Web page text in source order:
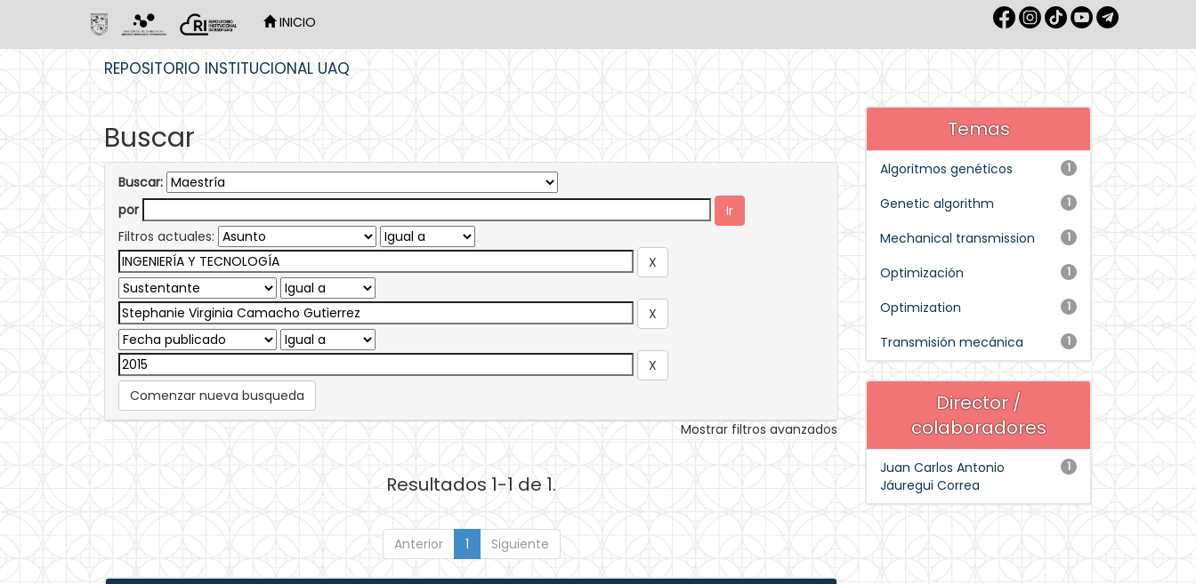
INICIO
REPOSITORIO INSTITUCIONAL UAQ
Buscar
Buscar:
por
Filtros actuales:
Comenzar nueva busqueda
Mostrar filtros avanzados
Resultados 1-1 de 1.
Anterior 1 Siguiente
Temas
1
Algoritmos genéticos
1
Genetic algorithm
1
Mechanical transmission
1
Optimización
1
Optimization
1
Transmisión mecánica
Director /
colaboradores
1
Juan Carlos Antonio
Jáuregui Correa